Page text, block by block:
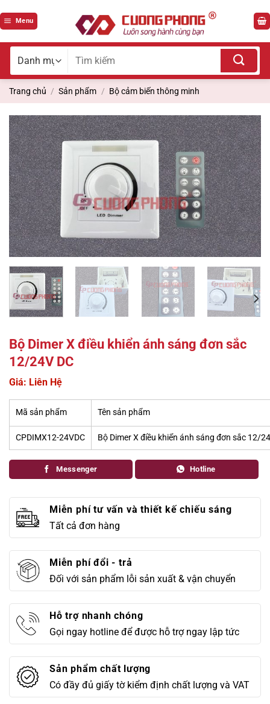
qua
Menu
Tìm
Trang chủ / Sản phẩm / Bộ cảm biến thông minh
Bộ Dimer X điều khiển ánh sáng đơn sắc
12/24V DC
Giá: Liên Hệ
Mã sản phẩm Tên sản phẩm
CPDIMX12-24VDC Bộ Dimer X điều khiển ánh sáng đơn sắc 12/
Messenger Hotline
Miễn phí tư vấn và thiết kế chiếu sáng
Tất cả đơn hàng
Miễn phí đổi - trả
Đối với sản phẩm lỗi sản xuất & vận chuyển
Hỗ trợ nhanh chóng
Gọi ngay hotline để được hỗ trợ ngay lập tức
Sản phẩm chất lượng
Có đầy đủ giấy tờ kiểm định chất lượng và VAT